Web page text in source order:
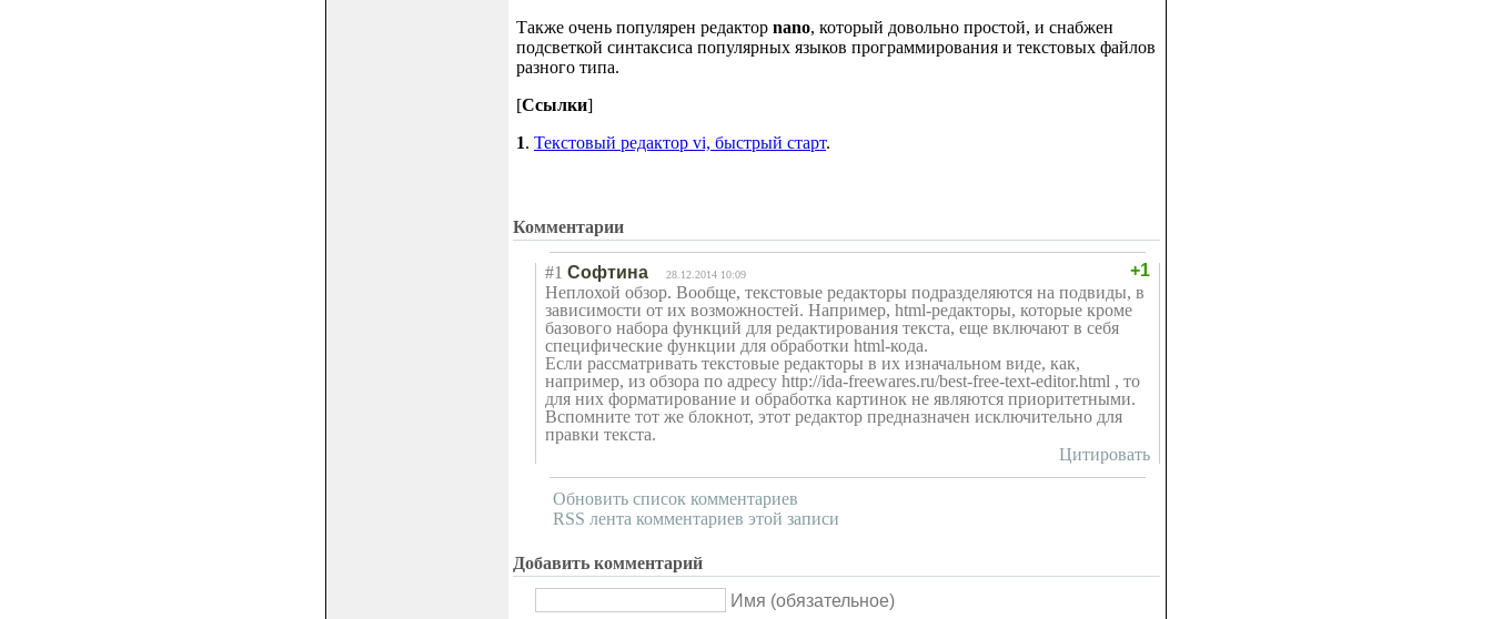
Также очень популярен редактор nano, который довольно простой, и снабжен
подсветкой синтаксиса популярных языков программирования и текстовых файлов
разного типа.
[Ссылки]
1. Текстовый редактор vi, быстрый старт.
Комментарии
+1
#1 Софтина 28.12.2014 10:09
Неплохой обзор. Вообще, текстовые редакторы подразделяются на подвиды, в
зависимости от их возможностей. Например, html-редакторы, которые кроме
базового набора функций для редактирования текста, еще включают в себя
специфические функции для обработки html-кода.
Если рассматривать текстовые редакторы в их изначальном виде, как,
например, из обзора по адресу http://ida-freewares.ru/best-free-text-editor.html , то
для них форматирование и обработка картинок не являются приоритетными.
Вспомните тот же блокнот, этот редактор предназначен исключительно для
правки текста.
Цитировать
Обновить список комментариев
RSS лента комментариев этой записи
Добавить комментарий
Имя (обязательное)